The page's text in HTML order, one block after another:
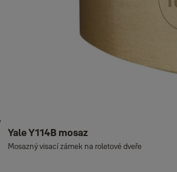
Yale Y114B mosaz
Mosazný visací zámek na roletové dveře